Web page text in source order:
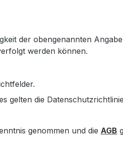
der obengenannten
werden können.
gelten die Datenschutzrichtlinie
genommen und die AGB